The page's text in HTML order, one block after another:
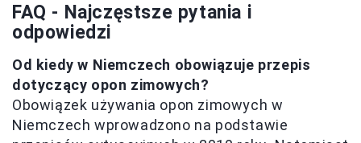
FAQ - Najczęstsze pytania i
odpowiedzi
Od kiedy w Niemczech obowiązuje przepis
dotyczący opon zimowych?
Obowiązek używania opon zimowych w
Niemczech wprowadzono na podstawie